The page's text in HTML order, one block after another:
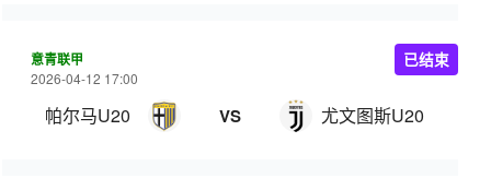
意青联甲
2026-04-12 17:00
帕尔马U20 VS 尤文图斯U20
已结束